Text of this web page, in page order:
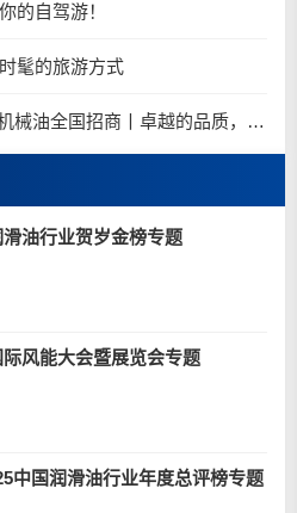
的自驾游！
髦的旅游方式
10、玉柴马石油-龙护工程机械油全国招商丨卓越的品质，专业的品牌！
油行业贺岁金榜专题
风能大会暨展览会专题
中国润滑油行业年度总评榜专题